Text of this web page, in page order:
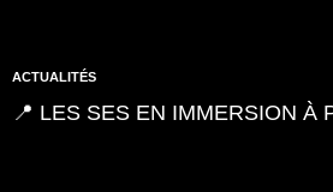
ACTUALITÉS
📍 LES SES EN IMMERSION À